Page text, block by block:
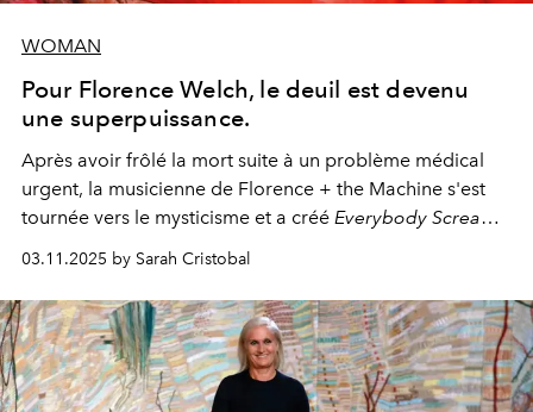
WOMAN
Pour Florence Welch, le deuil est devenu
une superpuissance.
Après avoir frôlé la mort suite à un problème médical
urgent, la musicienne de Florence + the Machine s'est
tournée vers le mysticisme et a créé Everybody Scream
03.11.2025 by Sarah Cristobal